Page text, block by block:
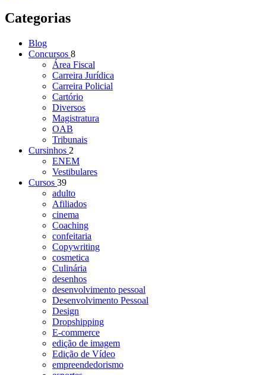
Categorias
Blog
Concursos 8
Área Fiscal
Carreira Jurídica
Carreira Policial
Cartório
Diversos
Magistratura
OAB
Tribunais
Cursinhos 2
ENEM
Vestibulares
Cursos 39
adulto
Afiliados
cinema
Coaching
confeitaria
Copywriting
cosmetica
Culinária
desenhos
desenvolvimento pessoal
Desenvolvimento Pessoal
Design
Dropshipping
E-commerce
edição de imagem
Edição de Vídeo
empreendedorismo